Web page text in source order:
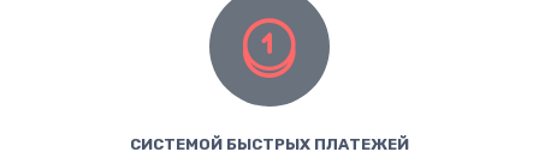
СИСТЕМОЙ БЫСТРЫХ ПЛАТЕЖЕЙ